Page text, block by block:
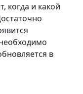
когда и какой
в